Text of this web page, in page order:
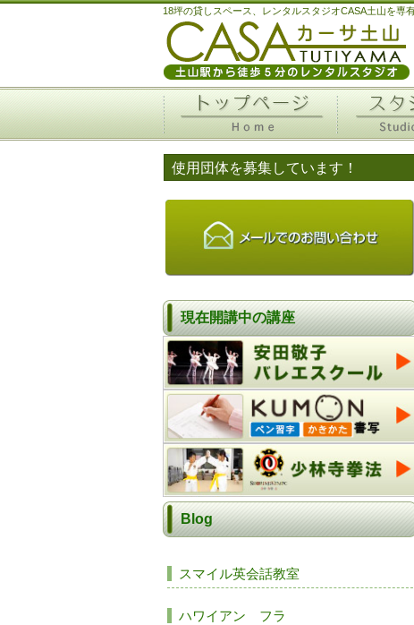
18坪の貸しスペース、レンタルスタジオCASA土山を専
使用団体を募集しています！
現在開講中の講座
Blog
スマイル英会話教室
ハワイアン フラ